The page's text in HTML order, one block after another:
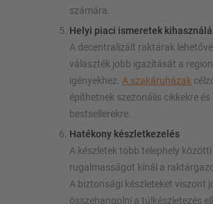
számára.
Helyi piaci ismeretek
A decentralizált raktárak
választék jobb igazítását a
igényekhez. A szakáruházak
építhetnek szezonális cikkekre és
bestsellerekre.
Hatékony készletkezelés
A készletek több telephely
rugalmasságot kínál a
A biztonsági készleteket viszont
összehangolni a túlkészletezés